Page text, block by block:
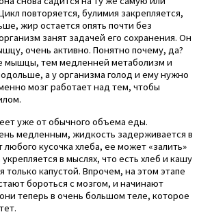
повторяется, булимия закрепляется,
жир остается опять почти без
занят задачей его сохранения. Он
очень активно. Понятно почему, да?
мышцы, тем медленней метаболизм и
а у организма голод и ему нужно
мозг работает над тем, чтобы
уже от обычного объема еды.
медленным, жидкость задерживается в
любого кусочка хлеба, ее может «залить»
в мыслях, что есть хлеб и кашу
только капустой. Впрочем, на этом этапе
бороться с мозгом, и начинают
теперь в очень большом теле, которое